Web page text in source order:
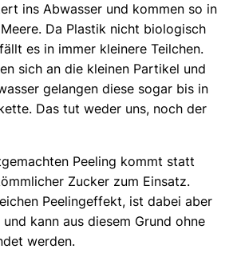
ins Abwasser und kommen so in
Da Plastik nicht biologisch
es in immer kleinere Teilchen.
sich an die kleinen Partikel und
gelangen diese sogar bis in
Das tut weder uns, noch der
Peeling kommt statt
Zucker zum Einsatz.
Peelingeffekt, ist dabei aber
kann aus diesem Grund ohne
werden.